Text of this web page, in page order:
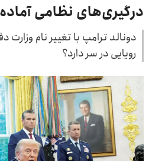
درگیری‌های نظامی
دونالد ترامپ با تغییر نام وزارت
رویایی در سر دارد؟